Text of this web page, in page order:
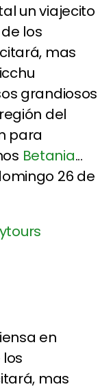
un viajecito
los
mas
grandiosos
del
para
Betania...
26 de
en
mas